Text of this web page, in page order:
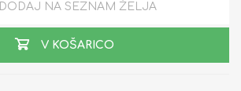
DODAJ NA SEZNAM ŽELJA
V KOŠARICO